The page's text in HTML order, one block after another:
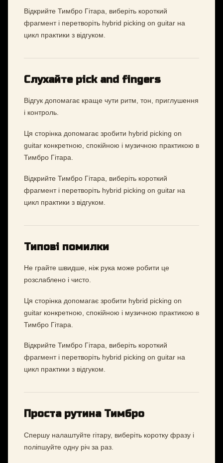
Відкрийте Тимбро Гітара, виберіть короткий
фрагмент і перетворіть hybrid picking on guitar на
цикл практики з відгуком.
Слухайте pick and fingers
Відгук допомагає краще чути ритм, тон, приглушення
і контроль.
Ця сторінка допомагає зробити hybrid picking on
guitar конкретною, спокійною і музичною практикою в
Тимбро Гітара.
Відкрийте Тимбро Гітара, виберіть короткий
фрагмент і перетворіть hybrid picking on guitar на
цикл практики з відгуком.
Типові помилки
Не грайте швидше, ніж рука може робити це
розслаблено і чисто.
Ця сторінка допомагає зробити hybrid picking on
guitar конкретною, спокійною і музичною практикою в
Тимбро Гітара.
Відкрийте Тимбро Гітара, виберіть короткий
фрагмент і перетворіть hybrid picking on guitar на
цикл практики з відгуком.
Проста рутина Тимбро
Спершу налаштуйте гітару, виберіть коротку фразу і
поліпшуйте одну річ за раз.